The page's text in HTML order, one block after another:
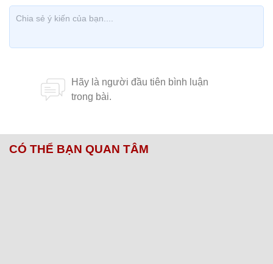
CÓ THỂ BẠN QUAN TÂM